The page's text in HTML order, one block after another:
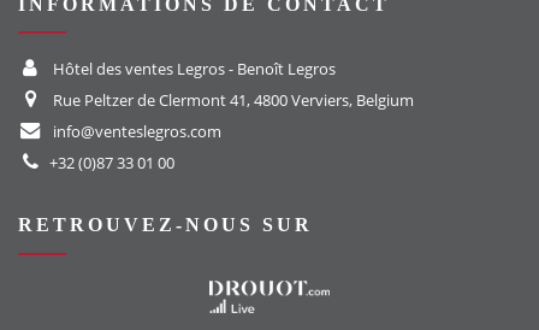
INFORMATIONS DE CONTACT
Hôtel des ventes Legros - Benoît Legros
Rue Peltzer de Clermont 41, 4800 Verviers, Belgium
info@venteslegros.com
+32 (0)87 33 01 00
RETROUVEZ-NOUS SUR